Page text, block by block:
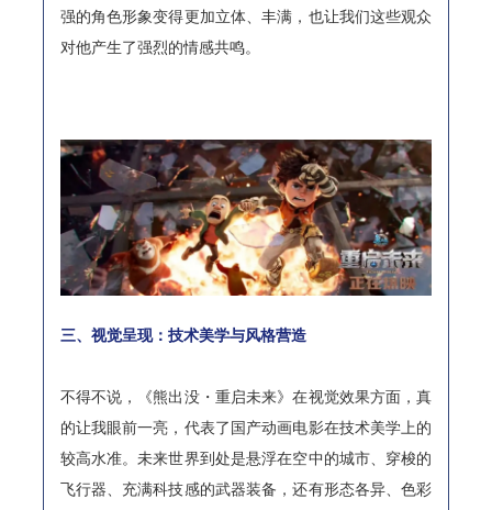
强的角色形象变得更加立体、丰满，也让我们这些观众
对他产生了强烈的情感共鸣。
三、视觉呈现：技术美学与风格营造
不得不说，《熊出没・重启未来》在视觉效果方面，真
的让我眼前一亮，代表了国产动画电影在技术美学上的
较高水准。未来世界到处是悬浮在空中的城市、穿梭的
飞行器、充满科技感的武器装备，还有形态各异、色彩